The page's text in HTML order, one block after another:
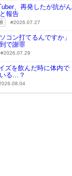
、再発したが抗がん
報告
2026.07.27
コン打てるんですか」
で謝罪
2026.07.29
ズを飲んだ時に体内で
る…？